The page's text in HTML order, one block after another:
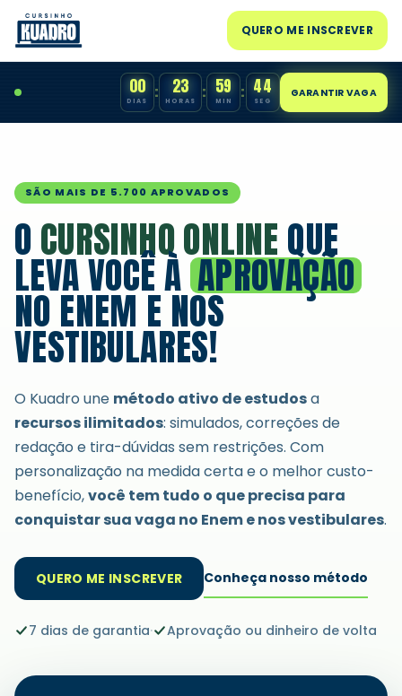
QUERO ME INSCREVER
00
DIAS : 23
HORAS : 59
MIN : 43
SEG
GARANTIR VAGA
SÃO MAIS DE 5.700 APROVADOS
OCURSINHO ONLINE QUE
LEVA VOCÊ À APROVAÇÃO
NO ENEM E NOS
VESTIBULARES!
O Kuadro une método ativo de estudosa
recursos ilimitados: simulados, correções de
redação e tira-dúvidas sem restrições. Com
personalização na medida certa e o melhor custo-
benefício,você tem tudo o que precisa para
conquistar sua vaga no Enem e nos vestibulares.
QUERO ME INSCREVER Conheça nosso método
7 dias de garantia· Aprovação ou dinheiro de volta